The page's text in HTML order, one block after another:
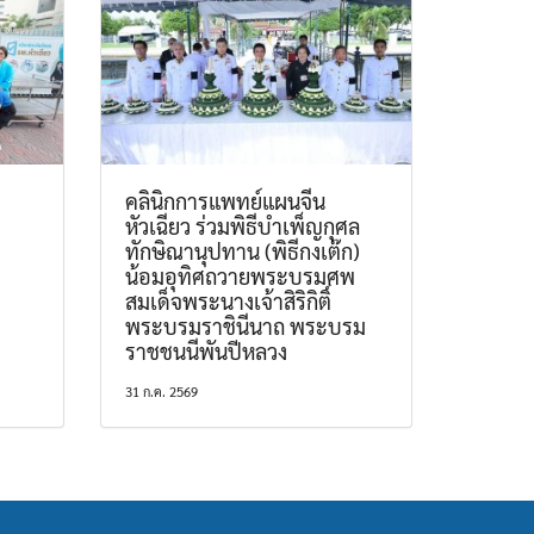
คลินิกการแพทย์แผนจีน
หัวเฉียว ร่วมพิธีบำเพ็ญกุศล
ทักษิณานุปทาน (พิธีกงเต๊ก)
น้อมอุทิศถวายพระบรมศพ
สมเด็จพระนางเจ้าสิริกิติ์
พระบรมราชินีนาถ พระบรม
ราชชนนีพันปีหลวง
31 ก.ค. 2569